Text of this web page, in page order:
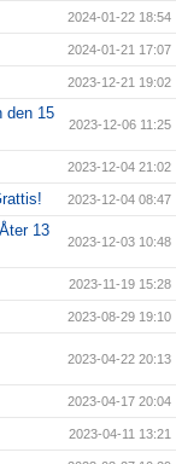
2024-01-22 18:54
2024-01-21 17:07
2023-12-21 19:02
den 15
2023-12-06 11:25
2023-12-04 21:02
2023-12-04 08:47
13
2023-12-03 10:48
2023-11-19 15:28
2023-08-29 19:10
2023-04-22 20:13
2023-04-17 20:04
2023-04-11 13:21